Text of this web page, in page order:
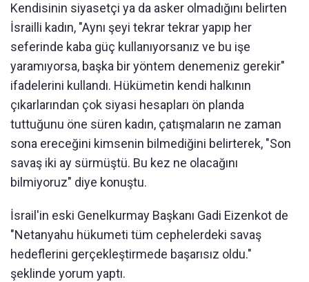
Kendisinin siyasetçi ya da asker olmadığını belirten
İsrailli kadın, "Aynı şeyi tekrar tekrar yapıp her
seferinde kaba güç kullanıyorsanız ve bu işe
yaramıyorsa, başka bir yöntem denemeniz gerekir"
ifadelerini kullandı. Hükümetin kendi halkının
çıkarlarından çok siyasi hesapları ön planda
tuttuğunu öne süren kadın, çatışmaların ne zaman
sona ereceğini kimsenin bilmediğini belirterek, "Son
savaş iki ay sürmüştü. Bu kez ne olacağını
bilmiyoruz" diye konuştu.
İsrail'in eski Genelkurmay Başkanı Gadi Eizenkot de
"Netanyahu hükumeti tüm cephelerdeki savaş
hedeflerini gerçekleştirmede başarısız oldu."
şeklinde yorum yaptı.